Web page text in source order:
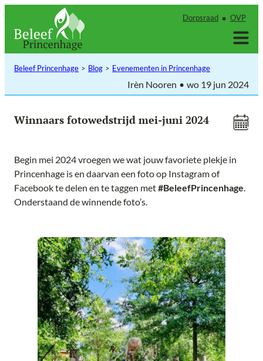
inhoud
Dorpsraad OVP
Beleef Princenhage Blog Evenementen in Princenhage
Irèn Nooren wo 19 jun 2024
Winnaars fotowedstrijd mei-juni 2024
Begin mei 2024 vroegen we wat jouw favoriete plekje in
Princenhage is en daarvan een foto op Instagram of
Facebook te delen en te taggen met#BeleefPrincenhage
Onderstaand de winnende foto’s.